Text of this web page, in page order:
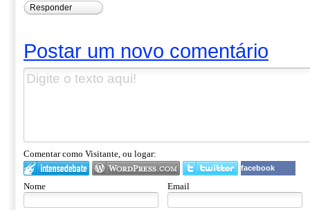
Responder
Postar um novo comentário
Comentar como Visitante, ou logar:
facebook
Nome Email